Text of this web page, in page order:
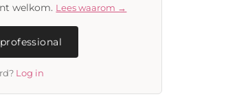
welkom. Lees waarom →
Log in